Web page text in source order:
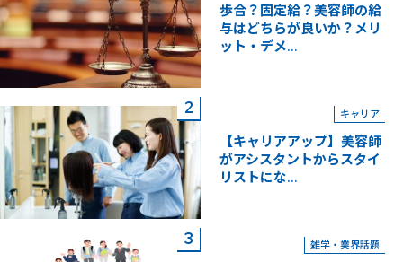
歩合？固定給？美容師の給
与はどちらが良いか？メリ
ット・デメ...
キャリア
【キャリアアップ】美容師
がアシスタントからスタイ
リストにな...
雑学・業界話題